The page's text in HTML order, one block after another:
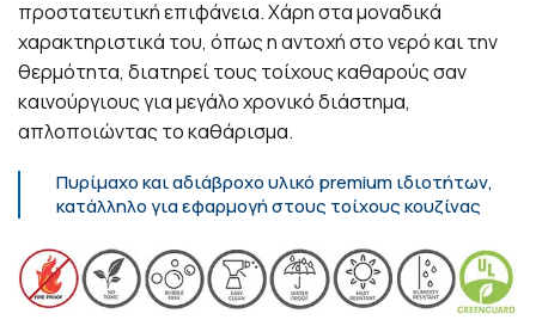
προστατευτική επιφάνεια. Χάρη στα μοναδικά
χαρακτηριστικά του, όπως η αντοχή στο νερό και την
θερμότητα, διατηρεί τους τοίχους καθαρούς σαν
καινούργιους για μεγάλο χρονικό διάστημα,
απλοποιώντας το καθάρισμα.
Πυρίμαχο και αδιάβροχο υλικό premium ιδιοτήτων,
κατάλληλο για εφαρμογή στους τοίχους κουζίνας